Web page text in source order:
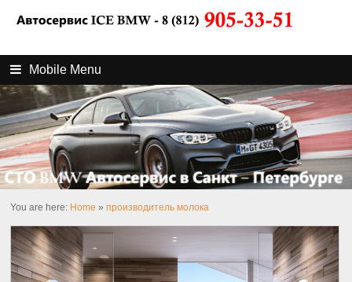
Mobile Menu
You are here: Home »производитель молока